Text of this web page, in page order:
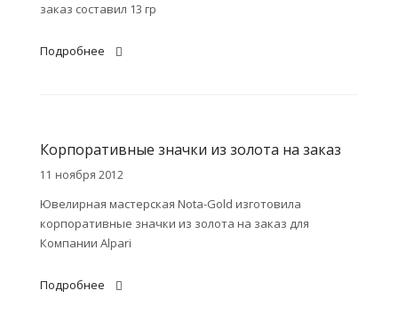
заказ составил 13 гр
Подробнее
Корпоративные значки из золота на заказ
11 ноября 2012
Ювелирная мастерская Nota-Gold изготовила
корпоративные значки из золота на заказ для
Компании Alpari
Подробнее